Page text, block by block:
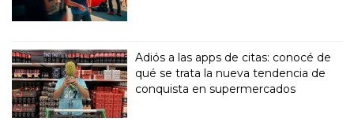
Adiós a las apps de citas: conocé de
qué se trata la nueva tendencia de
conquista en supermercados